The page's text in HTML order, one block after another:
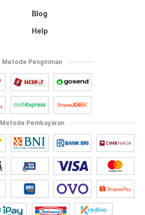
Blog
Help
Metode Pembayaran
Metode Pengiriman